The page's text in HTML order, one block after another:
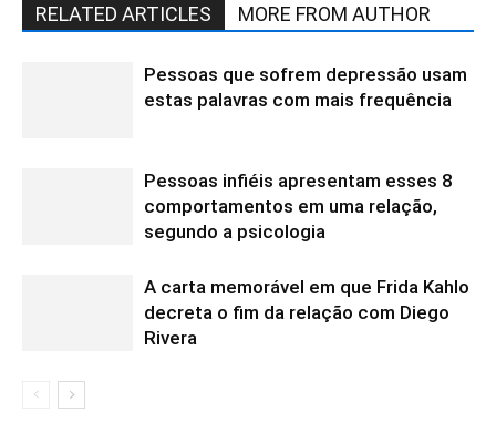
RELATED ARTICLES MORE FROM AUTHOR
Pessoas que sofrem depressão usam
estas palavras com mais frequência
Pessoas infiéis apresentam esses 8
comportamentos em uma relação,
segundo a psicologia
A carta memorável em que Frida Kahlo
decreta o fim da relação com Diego
Rivera